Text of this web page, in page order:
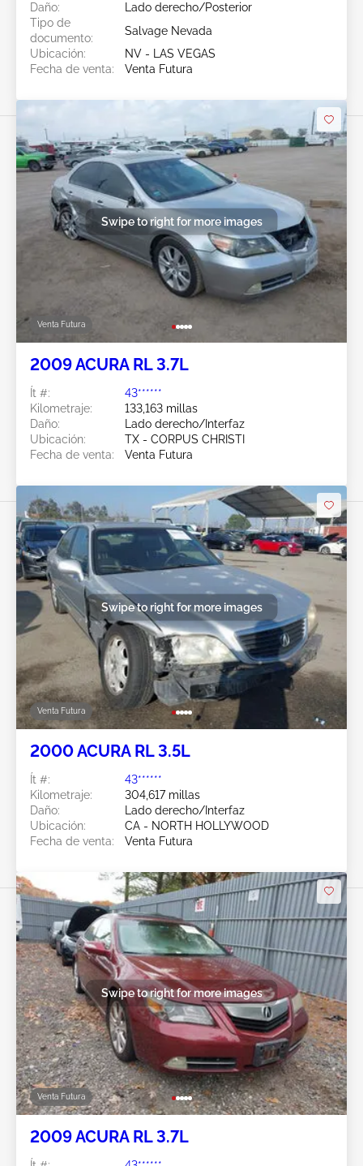
Daño:
Lado derecho/Posterior
Tipo de
documento:
Salvage Nevada
Ubicación:
NV - LAS VEGAS
Fecha de venta:
Venta Futura
Venta Futura
Swipe to right for more images
2009 ACURA RL 3.7L
Ít #:
43******
Kilometraje:
133,163 millas
Daño:
Lado derecho/Interfaz
Ubicación:
TX - CORPUS CHRISTI
Fecha de venta:
Venta Futura
Venta Futura
Swipe to right for more images
2000 ACURA RL 3.5L
Ít #:
43******
Kilometraje:
304,617 millas
Daño:
Lado derecho/Interfaz
Ubicación:
CA - NORTH HOLLYWOOD
Fecha de venta:
Venta Futura
Venta Futura
Swipe to right for more images
2009 ACURA RL 3.7L